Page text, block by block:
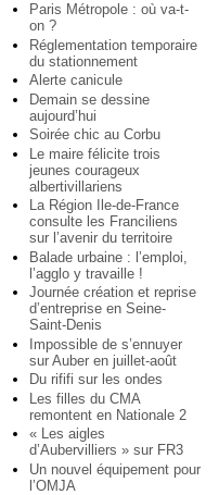
Paris Métropole : où va-t-
on ?
Réglementation temporaire
du stationnement
Alerte canicule
Demain se dessine
aujourd’hui
Soirée chic au Corbu
Le maire félicite trois
jeunes courageux
albertivillariens
La Région Ile-de-France
consulte les Franciliens
sur l’avenir du territoire
Balade urbaine : l’emploi,
l’agglo y travaille !
Journée création et reprise
d’entreprise en Seine-
Saint-Denis
Impossible de s’ennuyer
sur Auber en juillet-août
Du rififi sur les ondes
Les filles du CMA
remontent en Nationale 2
« Les aigles
d’Aubervilliers » sur FR3
Un nouvel équipement pour
l’OMJA